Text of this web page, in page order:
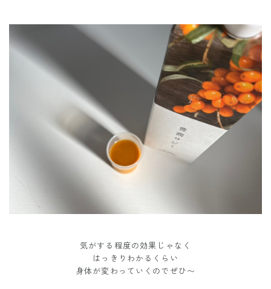
気がする程度の効果じゃなく
はっきりわかるくらい
身体が変わっていくのでぜひ〜